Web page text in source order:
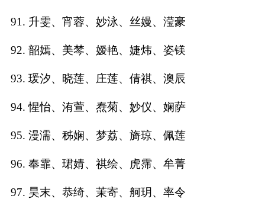
91. 升雯、宵蓉、妙泳、丝嫚、滢豪
92. 韶嫣、美棽、嫒艳、婕炜、姿镁
93. 瑗汐、晓莲、庄莲、倩祺、澳辰
94. 惺怡、洧萱、焘菊、妙仪、娴萨
95. 漫濡、秭娴、梦荔、旖琼、佩莲
96. 奉霏、珺婧、祺绘、虎霈、牟菁
97. 昊末、恭绮、茉寄、舸玥、率令